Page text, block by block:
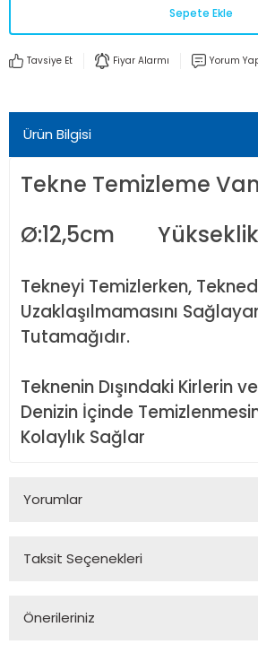
Sepete Ekle
Tavsiye Et Fiyar Alarmı Yorum
Ürün Bilgisi
Tekne Temizleme
Ø:12,5cm
Tekneyi Temizlerken,
Uzaklaşılmamasını
Tutamağıdır.
Teknenin Dışındaki Kirlerin
Denizin İçinde
Kolaylık Sağlar
Yorumlar
Taksit Seçenekleri
Önerileriniz